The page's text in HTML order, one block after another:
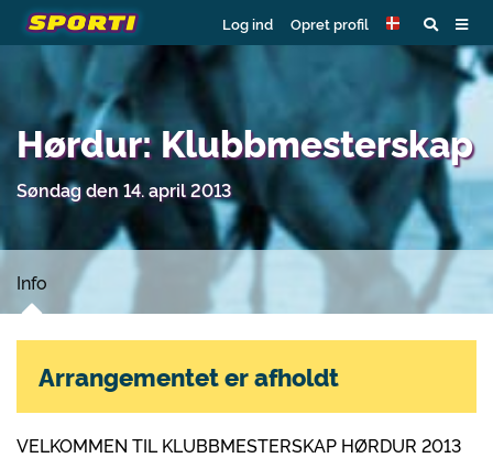
Log ind Opret profil
Hørdur: Klubbmesterskap
Søndag den 14. april 2013
Info
VELKOMMEN TIL KLUBBMESTERSKAP HØRDUR 2013
Arrangementet er afholdt